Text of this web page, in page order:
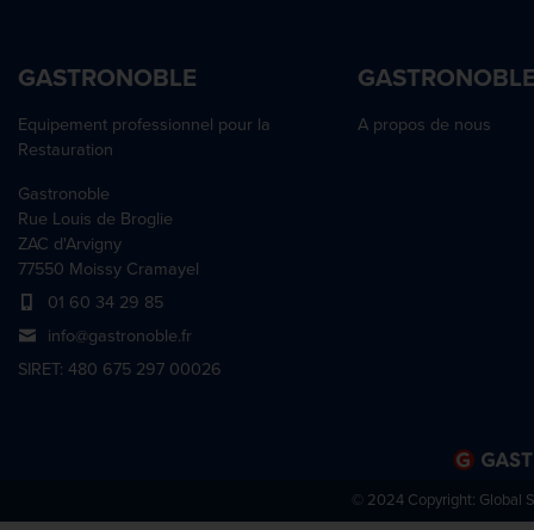
GASTRONOBLE
Equipement professionnel pour la
Restauration
Gastronoble
Rue Louis de Broglie
ZAC d'Arvigny
77550 Moissy Cramayel
01 60 34 29 85
info@gastronoble.fr
SIRET: 480 675 297 00026
A propos de nous
© 2024 Copyright: Global